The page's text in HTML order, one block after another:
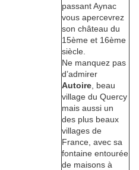
passant Aynac
vous apercevrez
son château du
15ème et 16ème
siècle.
Ne manquez pas
d’admirer
Autoire , beau
village du Quercy
mais aussi un
des plus beaux
villages de
France, avec sa
fontaine entourée
de maisons à